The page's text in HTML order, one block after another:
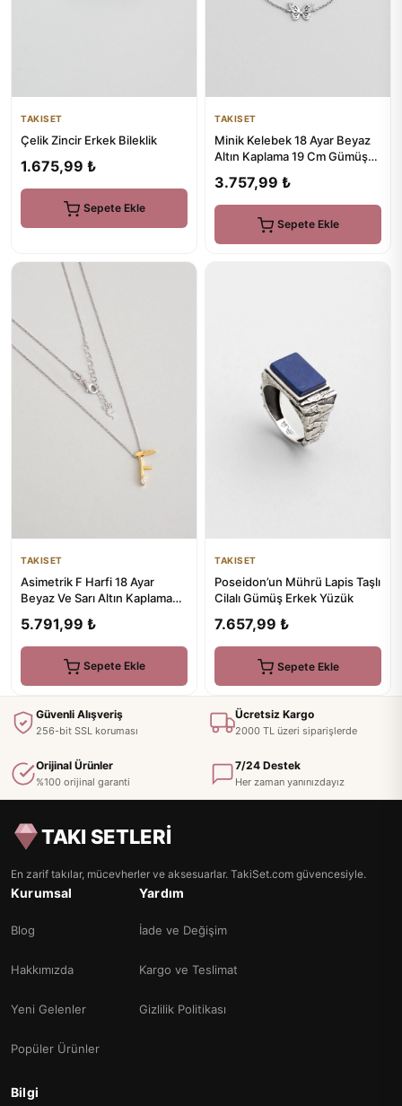
TAKISET
Çelik Zincir Erkek Bileklik
1.675,99 ₺
Sepete Ekle
TAKISET
Minik Kelebek 18 Ayar Beyaz
Altın Kaplama 19 Cm Gümüş
3.757,99 ₺
Sepete Ekle
TAKISET
Asimetrik F Harfi 18 Ayar
Beyaz Ve Sarı Altın Kaplama
5.791,99 ₺
Sepete Ekle
TAKISET
Poseidon’un Mührü Lapis Taşlı
Cilalı Gümüş Erkek Yüzük
7.657,99 ₺
Sepete Ekle
Güvenli Alışveriş
256-bit SSL koruması
Ücretsiz Kargo
2000 TL üzeri siparişlerde
Orijinal Ürünler
%100 orijinal garanti
7/24 Destek
Her zaman yanınızdayız
TAKI SETLERİ
En zarif takılar, mücevherler ve aksesuarlar. TakiSet.com güvencesiyle.
Kurumsal
Blog
Hakkımızda
Yeni Gelenler
Popüler Ürünler
Yardım
İade ve Değişim
Kargo ve Teslimat
Gizlilik Politikası
Bilgi